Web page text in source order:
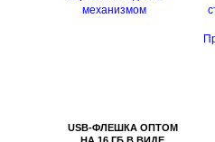
USB-ФЛЕШКА ОПТОМ